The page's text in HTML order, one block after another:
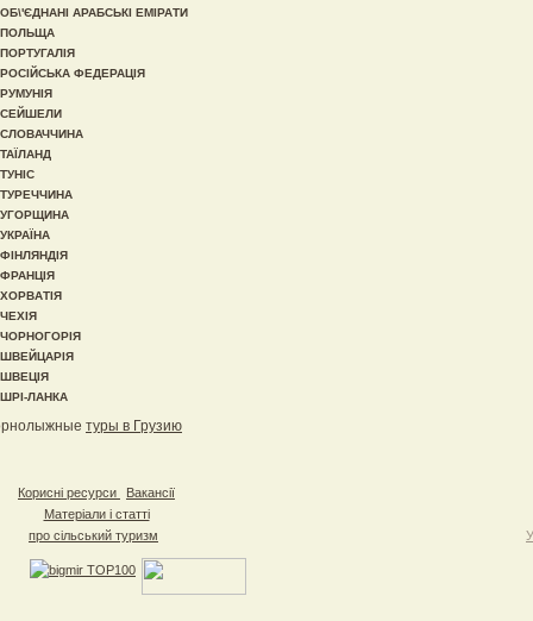
ОБ\'ЄДНАНІ АРАБСЬКІ ЕМІРАТИ
ПОЛЬЩА
ПОРТУГАЛІЯ
РОСІЙСЬКА ФЕДЕРАЦІЯ
РУМУНІЯ
СЕЙШЕЛИ
СЛОВАЧЧИНА
ТАЇЛАНД
ТУНІС
ТУРЕЧЧИНА
УГОРЩИНА
УКРАЇНА
ФІНЛЯНДІЯ
ФРАНЦІЯ
ХОРВАТІЯ
ЧЕХІЯ
ЧОРНОГОРІЯ
ШВЕЙЦАРІЯ
ШВЕЦІЯ
ШРІ-ЛАНКА
туры в Грузию
Корисні ресурси
Вакансії
Матеріали і статті
про сільський туризм